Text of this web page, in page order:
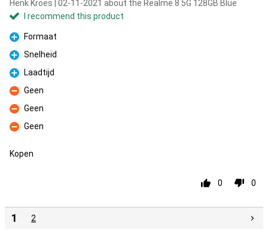
Henk Kroes | 02-11-2021 about the Realme 8 5G 128GB Blue
I recommend this product
Pro
Formaat
Pro
Snelheid
Pro
Laadtijd
Con
Geen
Con
Geen
Con
Geen
Kopen
0 0
1 2